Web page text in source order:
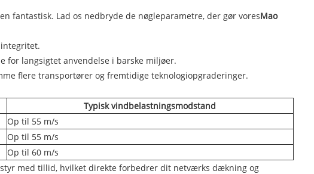
fantastisk. Lad os nedbryde de nøgleparametre, der gør voresMao
for langsigtet anvendelse i barske miljøer.
flere transportører og fremtidige teknologiopgraderinger.
Typisk vindbelastningsmodstand
Op til 55 m/s
Op til 55 m/s
Op til 60 m/s
med tillid, hvilket direkte forbedrer dit netværks dækning og